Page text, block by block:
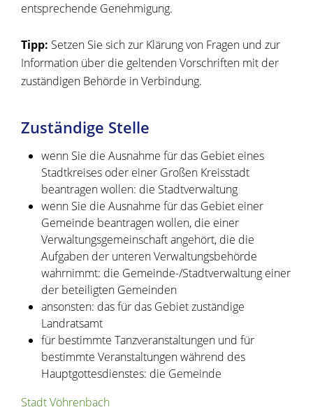
entsprechende Genehmigung.
Tipp: Setzen Sie sich zur Klärung von Fragen und zur
Information über die geltenden Vorschriften mit der
zuständigen Behörde in Verbindung.
Zuständige Stelle
wenn Sie die Ausnahme für das Gebiet eines
Stadtkreises oder einer Großen Kreisstadt
beantragen wollen: die Stadtverwaltung
wenn Sie die Ausnahme für das Gebiet einer
Gemeinde beantragen wollen, die einer
Verwaltungsgemeinschaft angehört, die die
Aufgaben der unteren Verwaltungsbehörde
wahrnimmt: die Gemeinde-/Stadtverwaltung einer
der beteiligten Gemeinden
ansonsten: das für das Gebiet zuständige
Landratsamt
für bestimmte Tanzveranstaltungen und für
bestimmte Veranstaltungen während des
Hauptgottesdienstes: die Gemeinde
Stadt Vöhrenbach